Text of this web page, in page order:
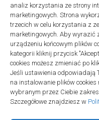
analiz korzystania ze strony
marketingowych. Strona
trzecich w celu korzystania z
marketingowych. Aby wyrazić
urządzeniu końcowym plików
kategorii kliknij przycisk
cookies możesz zmieniać po
Jeśli ustawienia odpowiadają
na instalowanie plików
wybranym przez Ciebie
Szczegółowe znajdziesz w
Polityka plików cookies